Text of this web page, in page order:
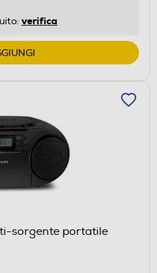
verifica
sorgente portatile